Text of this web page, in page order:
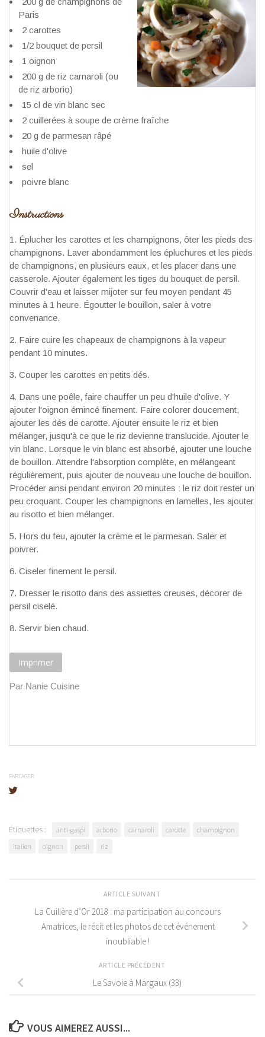
Paris
2 carottes
1/2 bouquet de persil
1 oignon
200 g de riz carnaroli (ou
de riz arborio)
15 cl de vin blanc sec
2 cuillerées à soupe de crème fraîche
20 g de parmesan râpé
huile d'olive
sel
poivre blanc
Instructions
Éplucher les carottes et les champignons, ôter les pieds des
champignons. Laver abondamment les épluchures et les pieds
de champignons, en plusieurs eaux, et les placer dans une
casserole. Ajouter également les tiges du bouquet de persil.
Couvrir d'eau et laisser mijoter sur feu moyen pendant 45
minutes à 1 heure. Égoutter le bouillon, saler à votre
convenance.
Faire cuire les chapeaux de champignons à la vapeur
pendant 10 minutes.
Couper les carottes en petits dés.
Dans une poêle, faire chauffer un peu d'huile d'olive. Y
ajouter l'oignon émincé finement. Faire colorer doucement,
ajouter les dés de carotte. Ajouter ensuite le riz et bien
mélanger, jusqu'à ce que le riz devienne translucide. Ajouter le
vin blanc. Lorsque le vin blanc est absorbé, ajouter une louche
de bouillon. Attendre l'absorption complète, en mélangeant
régulièrement, puis ajouter de nouveau une louche de bouillon.
Procéder ainsi pendant environ 20 minutes : le riz doit rester un
peu croquant. Couper les champignons en lamelles, les ajouter
au risotto et bien mélanger.
Hors du feu, ajouter la crème et le parmesan. Saler et
poivrer.
Ciseler finement le persil.
Dresser le risotto dans des assiettes creuses, décorer de
persil ciselé.
Servir bien chaud.
Imprimer
Par Nanie Cuisine
PARTAGER
Étiquettes : anti-gaspi arborio carnaroli carotte
champignon
italien
oignon persil riz
ARTICLE SUIVANT
La Cuillère d’Or 2018 : ma participation au concours
Amatrices, le récit et les photos de cet événement
inoubliable !
ARTICLE PRÉCÉDENT
Le Savoie à Margaux (33)
VOUS AIMEREZ AUSSI...